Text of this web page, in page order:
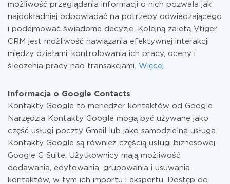
możliwość przeglądania informacji o nich pozwala jak
najdokładniej odpowiadać na potrzeby odwiedzającego
i podejmować świadome decyzje. Kolejną zaletą Vtiger
CRM jest możliwość nawiązania efektywnej interakcji
między działami: kontrolowania ich pracy, oceny i
śledzenia pracy nad transakcjami. Więcej
Informacja o Google Contacts
Kontakty Google to menedżer kontaktów od Google.
Narzędzia Kontakty Google mogą być używane jako
część usługi poczty Gmail lub jako samodzielna usługa.
Kontakty Google są również częścią usługi biznesowej
Google G Suite. Użytkownicy mają możliwość
dodawania, edytowania, grupowania i usuwania
kontaktów, w tym ich importu i eksportu. Dostęp do